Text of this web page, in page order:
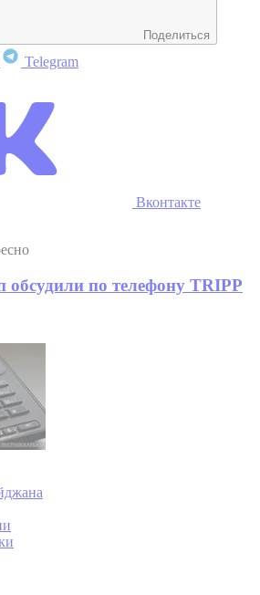
Поделиться
Telegram
Вконтакте
по телефону TRIPP